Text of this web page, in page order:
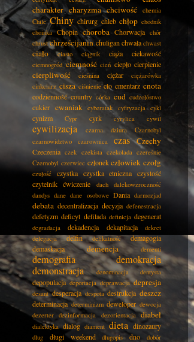
charakter charyzma chciwość
chemia
Chile Chiny chirurg chleb chłop chodnik
choinka Chopin choroba Chorwacja chór
chrust chrześcijanin chuligan chwała chwast
ciało ciasto ciągnik ciąża ciekawość
ciemnogród ciemność cień ciepło cierpienie
cierpliwość cieśnina ciężar
ciężarówka
cinkciarz cisza ciśnienie cło cmentarz cnota
codzienność country córka cud cudzołóstwo
cukier cwaniak cyberatak cyfryzacja cykl
cynizm Cypr cyrk cyrylica cywil
cywilizacja czarna dziura
Czarnobyl
czarnowidztwo
czarownica czas Czechy
Czeczenia czek czekista czekolada czereśnie
Czernobyl czerwiec członek człowiek czołg
czułość czystka czystka etniczna czystość
czytelnik ćwiczenie dach
dalekowzroczność
dandys dane dane osobowe Dania darmozjad
debata decentralizacja decyzja defenestracja
defetyzm deficyt defilada definicja degenerat
degradacja dekadencja dekapitacja
dekret
delegacja
delfin delikatność
demagogia
demaskacja
demencja dementi
demografia
demokracja
demonstracja
denominacja dentysta
depopulacja deportacja deprawacja depresja
desant desperacja despota destrukcja deszcz
determinacja determinizm deweloper dewocja
dezerter dezinformacja dezorientacja diabeł
dialektyka dialog diament dieta dinozaury
dług długi weekend długopis dno dobór